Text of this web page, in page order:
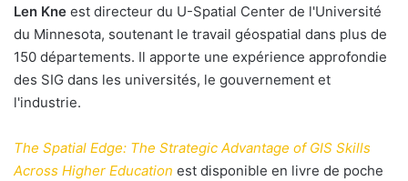
Len Kne est directeur du U-Spatial Center de l'Université
du Minnesota, soutenant le travail géospatial dans plus de
150 départements. Il apporte une expérience approfondie
des SIG dans les universités, le gouvernement et
l'industrie.
The Spatial Edge: The Strategic Advantage of GIS Skills
Across Higher Education est disponible en livre de poche